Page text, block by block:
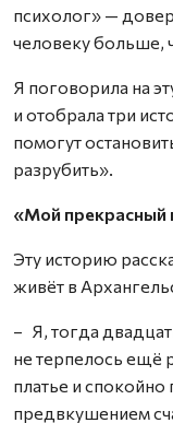
психолог» —
человеку больше,
Я поговорила на
и отобрала три
помогут
разрубить».
«Мой прекрасный
Эту историю
живёт в
– Я, тогда
не терпелось ещё
платье и
предвкушением